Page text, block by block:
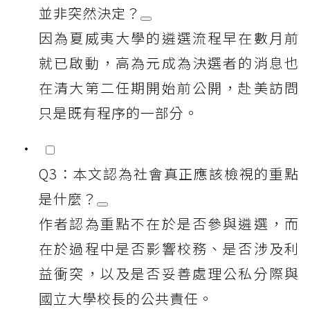
並非突然決定？
因為夏威夷大學的遴選流程早在數月前
就已啟動，高為元成為決選者的消息也
在清大第二任期開始前公開，赴美訪問
只是既有程序的一部分。
Q3：本文認為社會真正應該檢視的重點
是什麼？
作者認為重點不在於是否參與遴選，而
在於過程中是否影響校務、是否涉及利
益衝突，以及是否妥善處理公私分際與
國立大學校長的公共責任。